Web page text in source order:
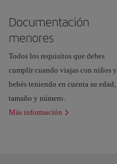
Documentación
menores
Todos los requisitos que debes
cumplir cuando viajas con niños y
bebés teniendo en cuenta su edad,
tamaño y número.
Más información